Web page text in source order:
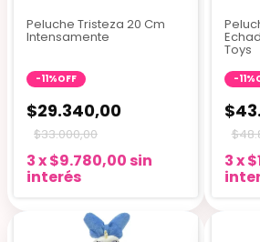
Peluche Tristeza 20 Cm
Intensamente
-11%OFF
$29.340,00
$33.000,00
3x$9.780,00 sin
interés
Toys
-11%
3x